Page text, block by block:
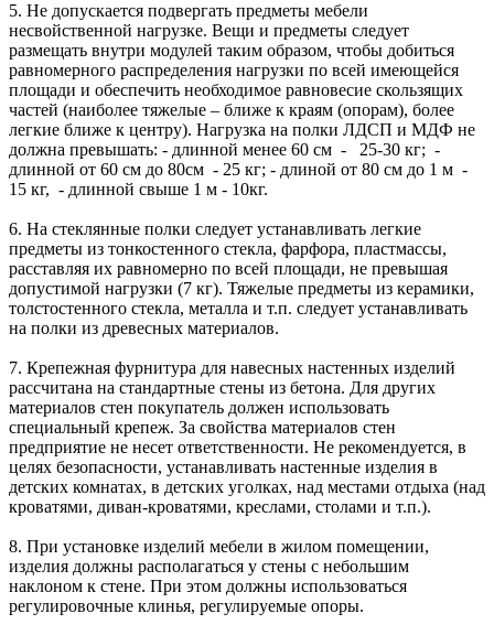
5. Не допускается подвергать предметы мебели
несвойственной нагрузке. Вещи и предметы следует
размещать внутри модулей таким образом, чтобы добиться
равномерного распределения нагрузки по всей имеющейся
площади и обеспечить необходимое равновесие скользящих
частей (наиболее тяжелые – ближе к краям (опорам), более
легкие ближе к центру). Нагрузка на полки ЛДСП и МДФ не
должна превышать: - длинной менее 60 см - 25-30 кг; -
длинной от 60 см до 80см - 25 кг; - длиной от 80 см до 1 м -
15 кг, - длинной свыше 1 м - 10кг.
6. На стеклянные полки следует устанавливать легкие
предметы из тонкостенного стекла, фарфора, пластмассы,
расставляя их равномерно по всей площади, не превышая
допустимой нагрузки (7 кг). Тяжелые предметы из керамики,
толстостенного стекла, металла и т.п. следует устанавливать
на полки из древесных материалов.
7. Крепежная фурнитура для навесных настенных изделий
рассчитана на стандартные стены из бетона. Для других
материалов стен покупатель должен использовать
специальный крепеж. За свойства материалов стен
предприятие не несет ответственности. Не рекомендуется, в
целях безопасности, устанавливать настенные изделия в
детских комнатах, в детских уголках, над местами отдыха (над
кроватями, диван-кроватями, креслами, столами и т.п.).
8. При установке изделий мебели в жилом помещении,
изделия должны располагаться у стены с небольшим
наклоном к стене. При этом должны использоваться
регулировочные клинья, регулируемые опоры.